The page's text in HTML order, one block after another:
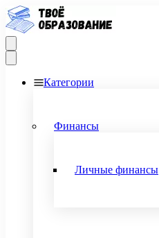
Категории
Финансы
Личные финансы